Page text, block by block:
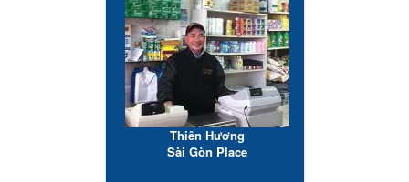
Thiên Hương
Sài Gòn Place